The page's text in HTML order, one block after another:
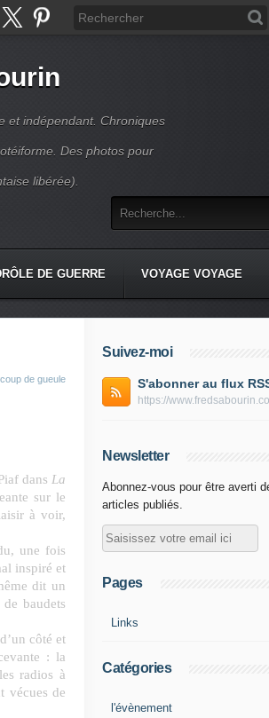
et indépendant. Chroniques
Des photos pour
libérée).
DE GUERRE VOYAGE VOYAGE
de gueule
dans La
sur le
à voir,
une fois
inspiré et
dit un
baudets
côté et
: la
radios à
vécues de
Suivez-moi
S'abonner au flux
https://
Newsletter
Abonnez-vous pour être averti
articles publiés.
Pages
Links
Catégories
l'évènement